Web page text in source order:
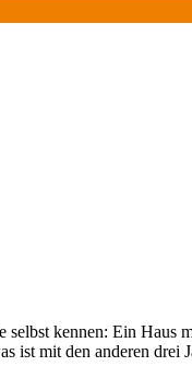
kennen: Ein Haus
ist mit den anderen drei